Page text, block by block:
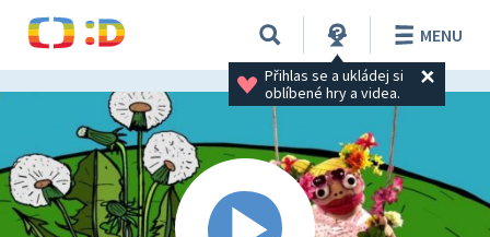
Přihlas se a ukládej si
oblíbené hry a videa.
MENU